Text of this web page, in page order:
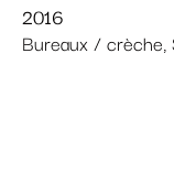
2016
Bureaux / crèche,